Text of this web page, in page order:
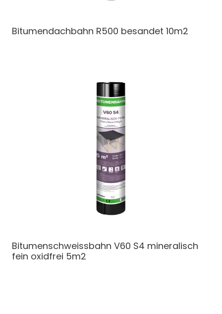
Bitumendachbahn R500 besandet 10m2
Bitumenschweissbahn V60 S4 mineralisch
fein oxidfrei 5m2